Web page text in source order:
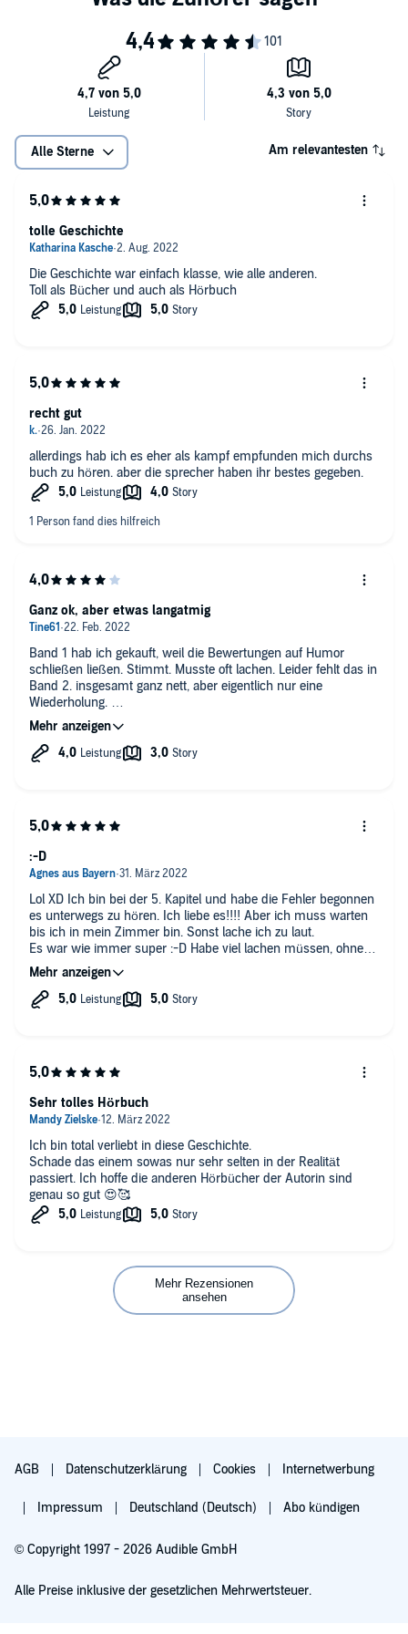
anglophilen Heldin, einem heißen russischen Helden und einem
widerspenstigen, übergroßen Welpen. Wenn das alles nichts für Sie
ist, sollten Sie jetzt weglaufen. Andernfalls schnallen Sie sich an und
genießen Sie eine rasante Geschichte zum Lachen und Wohlfühlen.
©2022 Misha Bell (P)2022 Misha Bell
Alle Sterne Am relevantesten
Die Geschichte war einfach klasse, wie alle anderen.
Toll als Bücher und auch als Hörbuch
tolle Geschichte
allerdings hab ich es eher als kampf empfunden mich durchs
buch zu hören. aber die sprecher haben ihr bestes gegeben.
recht gut
Band 1 hab ich gekauft, weil die Bewertungen auf Humor
schließen ließen. Stimmt. Musste oft lachen. Leider fehlt das in
Band 2. insgesamt ganz nett, aber eigentlich nur eine
Wiederholung.
Die Sprecherin macht ihre Sache gut, allerdings hätte
zwischendurch eine männliche Stimme das Ganze sicher
aufgepeppt.
Ganz ok, aber etwas langatmig
Lol XD Ich bin bei der 5. Kapitel und habe die Fehler begonnen
es unterwegs zu hören. Ich liebe es!!!! Aber ich muss warten
bis ich in mein Zimmer bin. Sonst lache ich zu laut.
Es war wie immer super :-D Habe viel lachen müssen, ohne
eine Chance es zu unterdrücken. Klare Kaufempfehlung!!
Ich wünschte, dass jede mit soviel Verständnis und Humor
durch Leben gehen kann.
:-D
Ich bin total verliebt in diese Geschichte.
Schade das einem sowas nur sehr selten in der Realität
passiert. Ich hoffe die anderen Hörbücher der Autorin sind
genau so gut 😍🥰
Sehr tolles Hörbuch
Mehr Rezensionen
ansehen
AGB Datenschutzerklärung Cookies Internetwerbung
Impressum Deutschland (Deutsch) Abo kündigen
© Copyright 1997 - 2026 Audible GmbH
Alle Preise inklusive der gesetzlichen Mehrwertsteuer.